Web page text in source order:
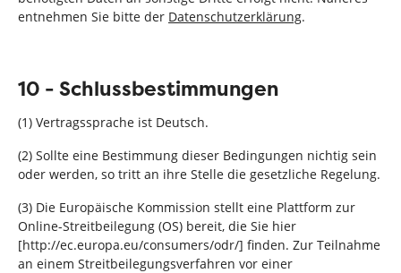
entnehmen Sie bitte der Datenschutzerklärung.
10 - Schlussbestimmungen
(1) Vertragssprache ist Deutsch.
(2) Sollte eine Bestimmung dieser Bedingungen nichtig sein
oder werden, so tritt an ihre Stelle die gesetzliche Regelung.
(3) Die Europäische Kommission stellt eine Plattform zur
Online-Streitbeilegung (OS) bereit, die Sie hier
[http://ec.europa.eu/consumers/odr/] finden. Zur Teilnahme
an einem Streitbeilegungsverfahren vor einer